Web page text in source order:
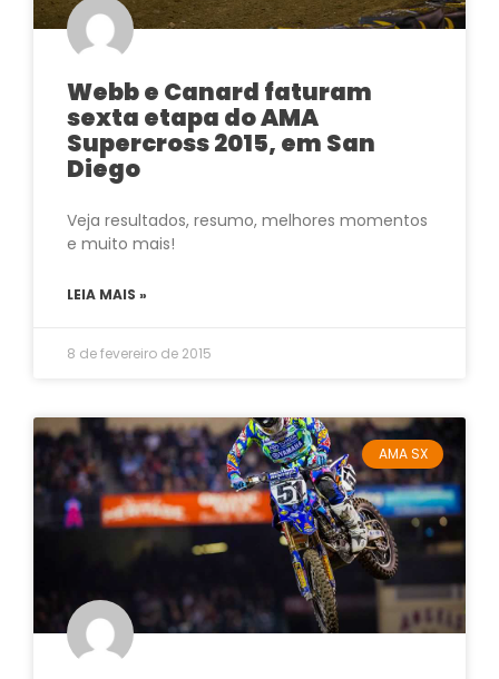
Webb e Canard faturam
sexta etapa do AMA
Supercross 2015, em San
Diego
Veja resultados, resumo, melhores momentos
e muito mais!
LEIA MAIS »
8 de fevereiro de 2015
AMA SX